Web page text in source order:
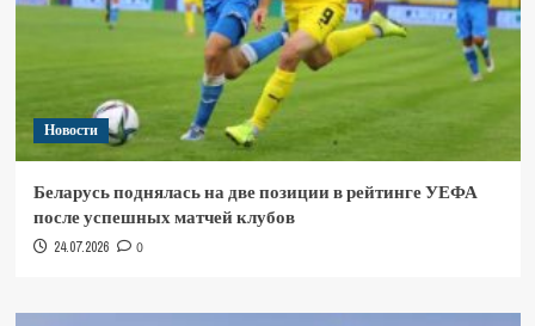
Новости
Беларусь поднялась на две позиции в рейтинге УЕФА
после успешных матчей клубов
24.07.2026 0